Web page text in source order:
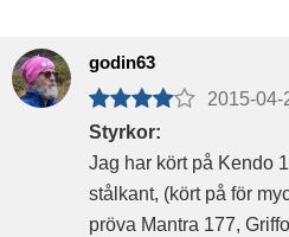
godin63
2015-04-
Styrkor:
Jag har kört på Kendo
stålkant, (kört på för
pröva Mantra 177,